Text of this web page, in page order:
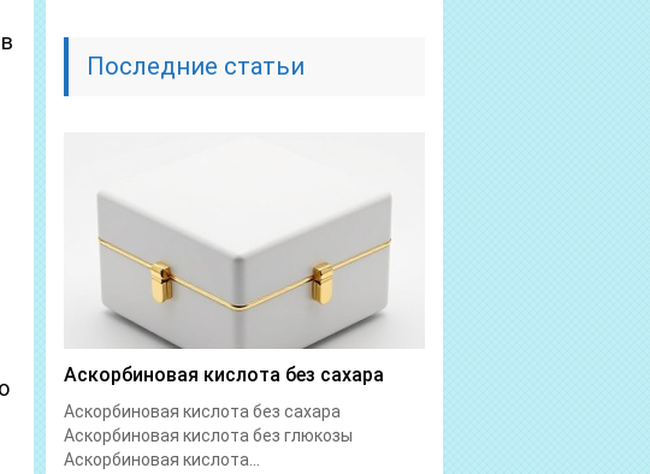
Последние статьи
Аскорбиновая кислота без сахара
Аскорбиновая кислота без сахара
Аскорбиновая кислота без глюкозы
Аскорбиновая кислота...